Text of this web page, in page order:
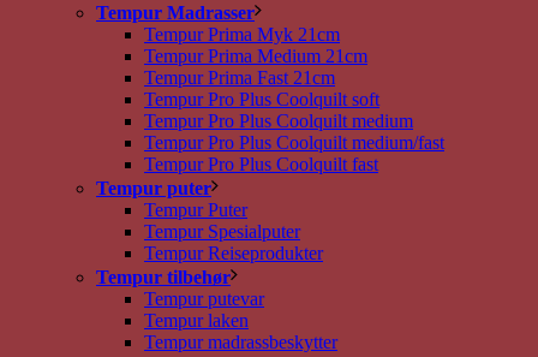
Tempur Madrasser
Tempur Prima Myk 21cm
Tempur Prima Medium 21cm
Tempur Prima Fast 21cm
Tempur Pro Plus Coolquilt soft
Tempur Pro Plus Coolquilt medium
Tempur Pro Plus Coolquilt medium/fast
Tempur Pro Plus Coolquilt fast
Tempur puter
Tempur Puter
Tempur Spesialputer
Tempur Reiseprodukter
Tempur tilbehør
Tempur putevar
Tempur laken
Tempur madrassbeskytter